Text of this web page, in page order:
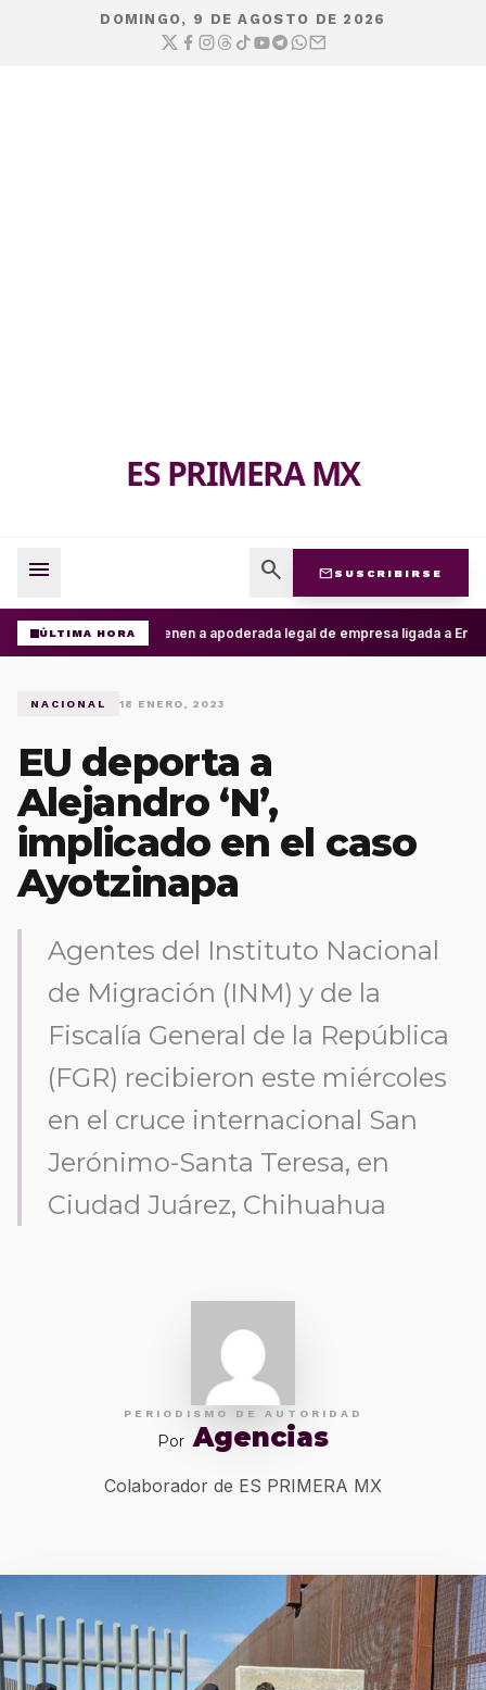
DOMINGO, 9 DE AGOSTO DE 2026
ES PRIMERA MX
menu search mail SUSCRIBIRSE
ÚLTIMA HORADetienen a apoderada legal de empresa ligada a
NACIONAL 18 ENERO, 2023
EU deporta a
Alejandro ‘N’,
implicado en el caso
Ayotzinapa
Agentes del Instituto Nacional
de Migración (INM) y de la
Fiscalía General de la República
(FGR) recibieron este miércoles
en el cruce internacional San
Jerónimo-Santa Teresa, en
Ciudad Juárez, Chihuahua
PERIODISMO DE AUTORIDAD
Por Agencias
Colaborador de ES PRIMERA MX